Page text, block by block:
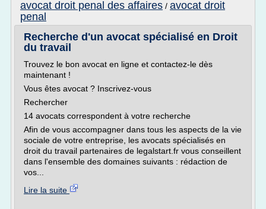
avocat droit penal des affaires / avocat droit
penal
Recherche d'un avocat spécialisé en Droit
du travail
Trouvez le bon avocat en ligne et contactez-le dès
maintenant !
Vous êtes avocat ? Inscrivez-vous
Rechercher
14 avocats correspondent à votre recherche
Afin de vous accompagner dans tous les aspects de la vie
sociale de votre entreprise, les avocats spécialisés en
droit du travail partenaires de legalstart.fr vous conseillent
dans l'ensemble des domaines suivants : rédaction de
vos...
Lire la suite